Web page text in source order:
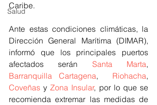
Salud
Caribe.
Ante estas condiciones climáticas, la
Dirección General Marítima (DIMAR),
informó que los principales puertos
afectados serán
Santa Marta
Barranquilla
Cartagena, Riohacha
Coveñas y Zona Insular, por lo que se
recomienda extremar las medidas de